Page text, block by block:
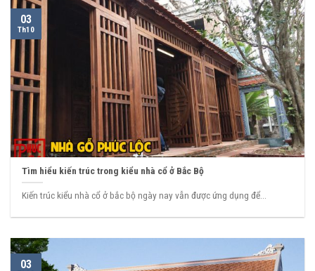
Tìm hiểu kiến trúc trong kiểu nhà cổ ở Bắc Bộ
Kiến trúc kiểu nhà cổ ở bắc bộ ngày nay vẫn được ứng dụng để...
03
Th10
03